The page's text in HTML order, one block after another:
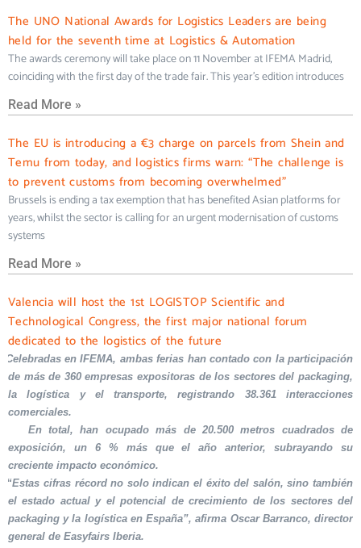
The UNO National Awards for Logistics Leaders are being
held for the seventh time at Logistics & Automation
The awards ceremony will take place on 11 November at IFEMA Madrid,
coinciding with the first day of the trade fair. This year’s edition introduces
Read More »
The EU is introducing a €3 charge on parcels from Shein and
Temu from today, and logistics firms warn: “The challenge is
to prevent customs from becoming overwhelmed”
Brussels is ending a tax exemption that has benefited Asian platforms for
years, whilst the sector is calling for an urgent modernisation of customs
systems
Read More »
Valencia will host the 1st LOGISTOP Scientific and
Technological Congress, the first major national forum
dedicated to the logistics of the future
Celebradas en IFEMA, ambas ferias han contado con la participación
de más de 360 empresas expositoras de los sectores del packaging,
la logística y el transporte, registrando 38.361 interacciones
comerciales.
En total, han ocupado más de 20.500 metros cuadrados de
exposición, un 6 % más que el año anterior, subrayando su
creciente impacto económico.
“Estas cifras récord no solo indican el éxito del salón, sino también
el estado actual y el potencial de crecimiento de los sectores del
packaging y la logística en España”, afirma Oscar Barranco, director
general de Easyfairs Iberia.